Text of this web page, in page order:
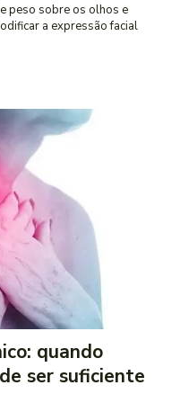
peso sobre os olhos e
a expressão facial
quando
ser suficiente